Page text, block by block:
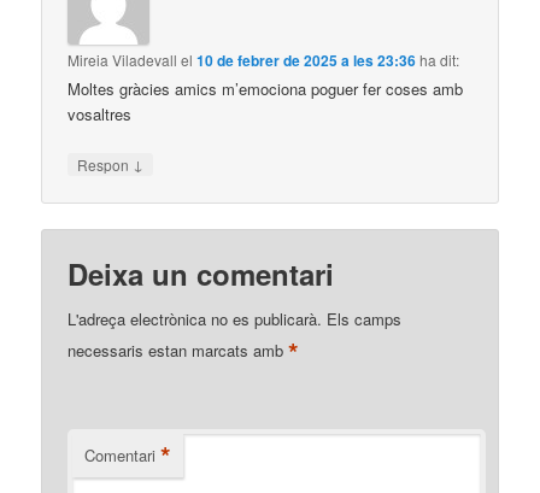
Mireia Viladevall el10 de febrer de 2025 a les 23:36ha dit:
Moltes gràcies amics m’emociona poguer fer coses amb
vosaltres
Respon ↓
Deixa un comentari
L'adreça electrònica no es publicarà. Els camps
necessaris estan marcats amb*
Comentari *